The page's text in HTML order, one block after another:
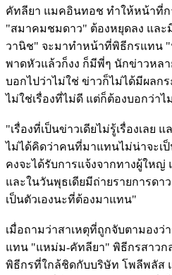
คัทลียา แมคอินทอช ทำให้หน้าที่ก
"สมาคมชมดาว" ต้องหยุดลง และ
วานิช" จะมาทำหน้าที่พิธีกรแทน "
พาดหัวแล้วก็งง ก็มีพี่ๆ นักข่าวหล
บอกไปว่าไม่ใช่ ข่าวก็ไม่ได้มีผลกร
ไม่ใช่เรื่องที่ไม่ดี แต่ก็ต้องบอกว่าไ
"เรื่องที่เป็นข่าวเดียไม่รู้เรื่องเลย
ไม่ได้คิดว่าคนที่มาแทนไม่น่าจะเป็
คงจะได้รับการแจ้งจากทางผู้ใหญ่
และในวันพุธเดียมีถ่ายรายการดา
เป็นตัวเองนะที่ต้องมาแทน"
เมื่อถามว่าสาเหตุที่ถูกจับตามอง
แทน "แหม่ม-คัทลียา" พิธีกรสาวกล่
พิธีกรที่ใกล้ชิดกับบริษัท โพลีพลัส